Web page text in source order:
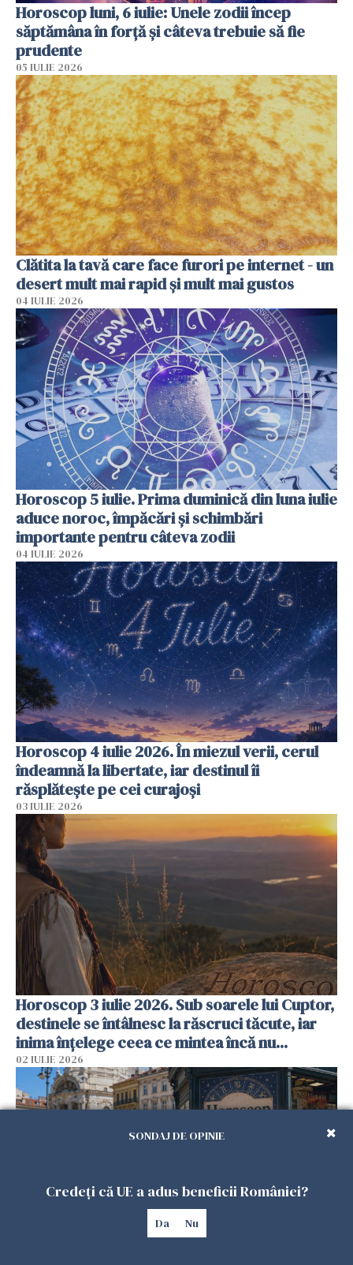
Horoscop luni, 6 iulie: Unele zodii încep
săptămâna în forță și câteva trebuie să fie
prudente
05 IULIE 2026
Clătita la tavă care face furori pe internet - un
desert mult mai rapid și mult mai gustos
04 IULIE 2026
Horoscop 5 iulie. Prima duminică din luna iulie
aduce noroc, împăcări și schimbări
importante pentru câteva zodii
04 IULIE 2026
Horoscop 4 iulie 2026. În miezul verii, cerul
îndeamnă la libertate, iar destinul îi
răsplătește pe cei curajoși
03 IULIE 2026
Horoscop 3 iulie 2026. Sub soarele lui Cuptor,
destinele se întâlnesc la răscruci tăcute, iar
inima înțelege ceea ce mintea încă nu...
02 IULIE 2026
SONDAJ DE OPINIE
Credeți că UE a adus beneficii României?
Da Nu